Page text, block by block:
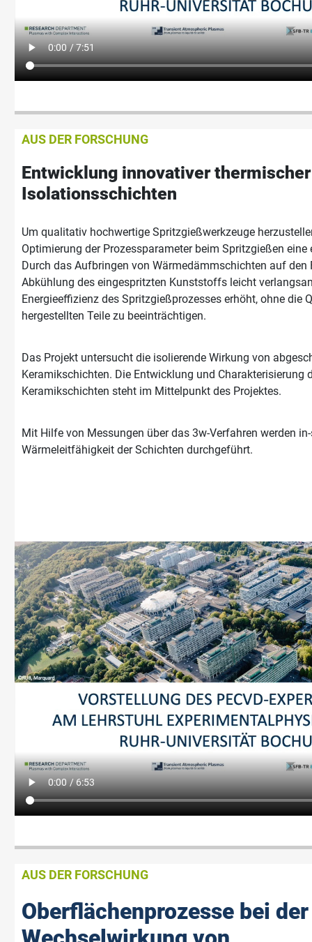
AUS DER FORSCHUNG
Entwicklung innovativer thermischer
Isolationsschichten
Um qualitativ hochwertige Spritzgießwerkzeuge
Optimierung der Prozessparameter beim Spritzgießen eine
Durch das Aufbringen von Wärmedämmschichten auf den
Abkühlung des eingespritzten Kunststoffs leicht
Energieeffizienz des Spritzgießprozesses erhöht, ohne die
hergestellten Teile zu beeinträchtigen.
Das Projekt untersucht die isolierende Wirkung von
Keramikschichten. Die Entwicklung und Charakterisierung
Keramikschichten steht im Mittelpunkt des Projektes.
Mit Hilfe von Messungen über das 3w-Verfahren werden
Wärmeleitfähigkeit der Schichten durchgeführt.
AUS DER FORSCHUNG
Oberflächenprozesse bei der